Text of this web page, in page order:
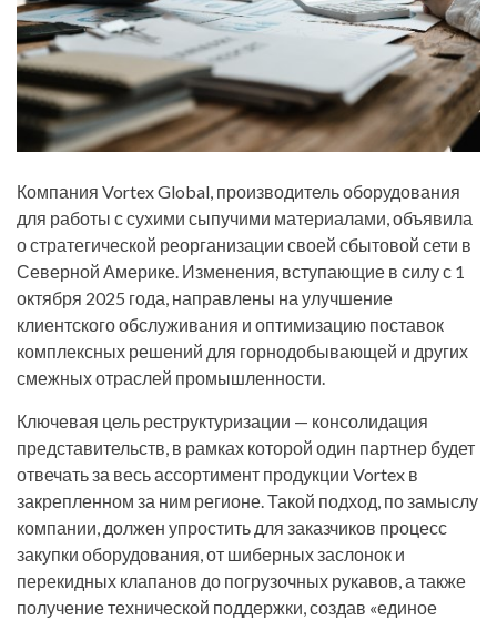
Компания Vortex Global, производитель оборудования
для работы с сухими сыпучими материалами, объявила
о стратегической реорганизации своей сбытовой сети в
Северной Америке. Изменения, вступающие в силу с 1
октября 2025 года, направлены на улучшение
клиентского обслуживания и оптимизацию поставок
комплексных решений для горнодобывающей и других
смежных отраслей промышленности.
Ключевая цель реструктуризации — консолидация
представительств, в рамках которой один партнер будет
отвечать за весь ассортимент продукции Vortex в
закрепленном за ним регионе. Такой подход, по замыслу
компании, должен упростить для заказчиков процесс
закупки оборудования, от шиберных заслонок и
перекидных клапанов до погрузочных рукавов, а также
получение технической поддержки, создав «единое